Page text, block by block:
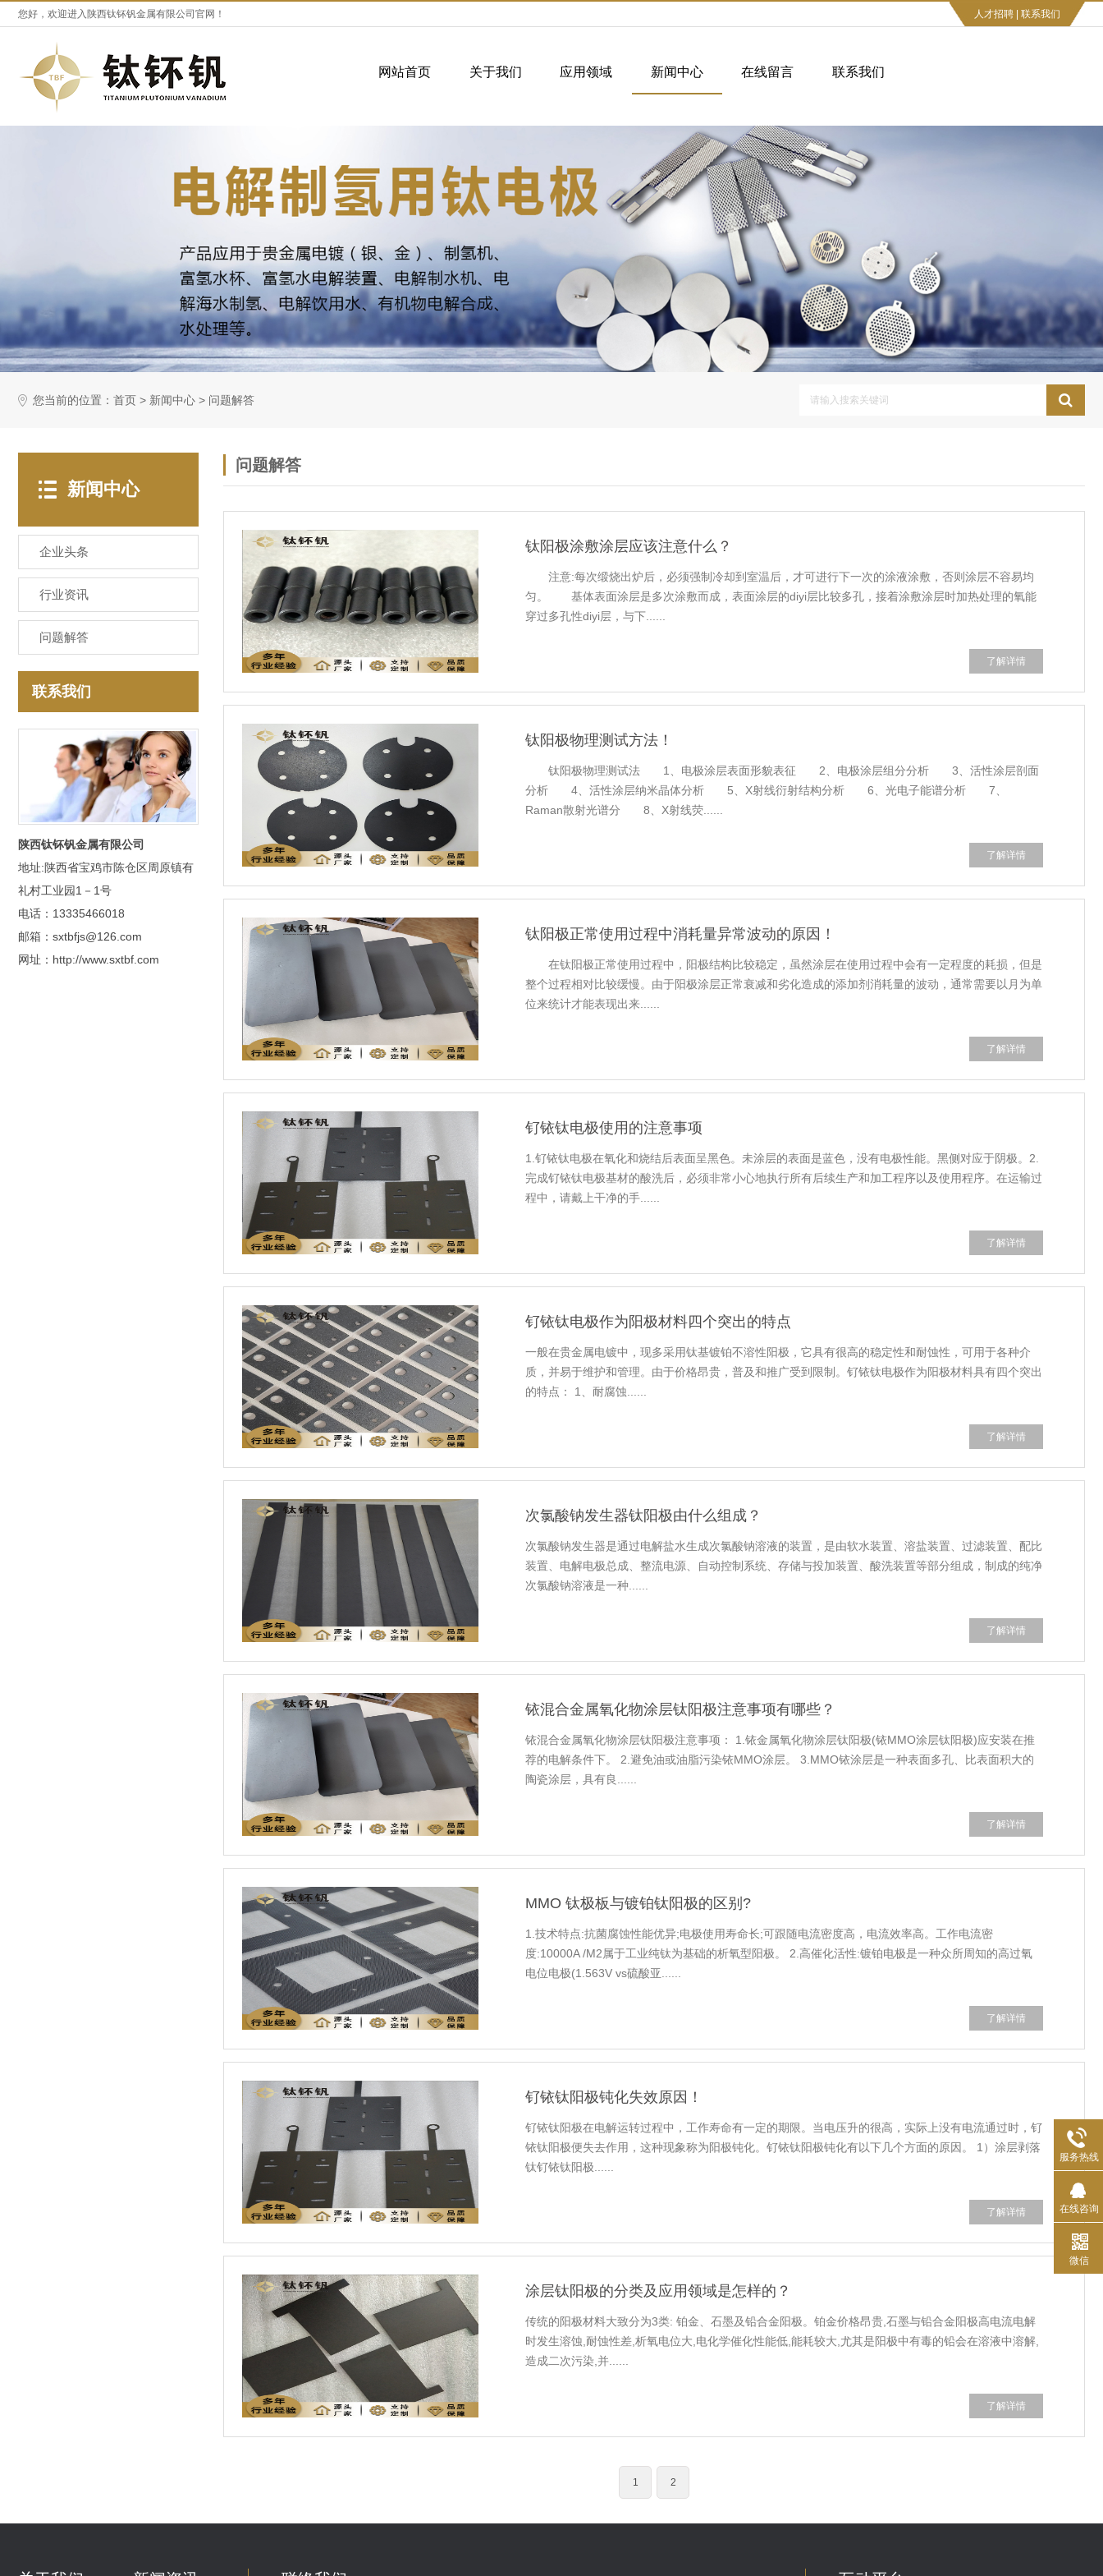
您好，欢迎进入陕西钛钚钒金属有限公司官网！ 人才招聘 联系我们
网站首页 关于我们 应用领域 新闻中心 在线留言 联系我们
您当前的位置： 首页 > 新闻中心 > 问题解答
新闻中心
企业头条
行业资讯
问题解答
联系我们
陕西钛钚钒金属有限公司
地址:陕西省宝鸡市陈仓区周原镇有
礼村工业园1－1号
电话：13335466018
邮箱：sxtbfjs@126.com
网址：http://www.sxtbf.com
问题解答
钛阳极涂敷涂层应该注意什么？
注意:每次缎烧出炉后，必须强制冷却到室温后，才可进行下一次的涂液涂敷，否则涂层不容易均
匀。 基体表面涂层是多次涂敷而成，表面涂层的diyi层比较多孔，接着涂敷涂层时加热处理的氧能
穿过多孔性diyi层，与下......
了解详情
钛阳极物理测试方法！
钛阳极物理测试法 1、电极涂层表面形貌表征 2、电极涂层组分分析 3、活性涂层剖面
分析 4、活性涂层纳米晶体分析 5、X射线衍射结构分析 6、光电子能谱分析 7、
Raman散射光谱分 8、X射线荧......
了解详情
钛阳极正常使用过程中消耗量异常波动的原因！
在钛阳极正常使用过程中，阳极结构比较稳定，虽然涂层在使用过程中会有一定程度的耗损，但是
整个过程相对比较缓慢。由于阳极涂层正常衰减和劣化造成的添加剂消耗量的波动，通常需要以月为单
位来统计才能表现出来......
了解详情
钌铱钛电极使用的注意事项
1.钌铱钛电极在氧化和烧结后表面呈黑色。未涂层的表面是蓝色，没有电极性能。黑侧对应于阴极。2.
完成钌铱钛电极基材的酸洗后，必须非常小心地执行所有后续生产和加工程序以及使用程序。在运输过
程中，请戴上干净的手......
了解详情
钌铱钛电极作为阳极材料四个突出的特点
一般在贵金属电镀中，现多采用钛基镀铂不溶性阳极，它具有很高的稳定性和耐蚀性，可用于各种介
质，并易于维护和管理。由于价格昂贵，普及和推广受到限制。钌铱钛电极作为阳极材料具有四个突出
的特点： 1、耐腐蚀......
了解详情
次氯酸钠发生器钛阳极由什么组成？
次氯酸钠发生器是通过电解盐水生成次氯酸钠溶液的装置，是由软水装置、溶盐装置、过滤装置、配比
装置、电解电极总成、整流电源、自动控制系统、存储与投加装置、酸洗装置等部分组成，制成的纯净
次氯酸钠溶液是一种......
了解详情
铱混合金属氧化物涂层钛阳极注意事项有哪些？
铱混合金属氧化物涂层钛阳极注意事项： 1.铱金属氧化物涂层钛阳极(铱MMO涂层钛阳极)应安装在推
荐的电解条件下。 2.避免油或油脂污染铱MMO涂层。 3.MMO铱涂层是一种表面多孔、比表面积大的
陶瓷涂层，具有良......
了解详情
MMO 钛极板与镀铂钛阳极的区别?
1.技术特点:抗菌腐蚀性能优异;电极使用寿命长;可跟随电流密度高，电流效率高。工作电流密
度:10000A /M2属于工业纯钛为基础的析氧型阳极。 2.高催化活性:镀铂电极是一种众所周知的高过氧
电位电极(1.563V vs硫酸亚......
了解详情
钌铱钛阳极钝化失效原因！
钌铱钛阳极在电解运转过程中，工作寿命有一定的期限。当电压升的很高，实际上没有电流通过时，钌
铱钛阳极便失去作用，这种现象称为阳极钝化。钌铱钛阳极钝化有以下几个方面的原因。 1）涂层剥落
钛钌铱钛阳极......
了解详情
涂层钛阳极的分类及应用领域是怎样的？
传统的阳极材料大致分为3类: 铂金、石墨及铅合金阳极。铂金价格昂贵,石墨与铅合金阳极高电流电解
时发生溶蚀,耐蚀性差,析氧电位大,电化学催化性能低,能耗较大,尤其是阳极中有毒的铅会在溶液中溶解,
造成二次污染,并......
了解详情
1 2
服务热线
在线咨询
微信